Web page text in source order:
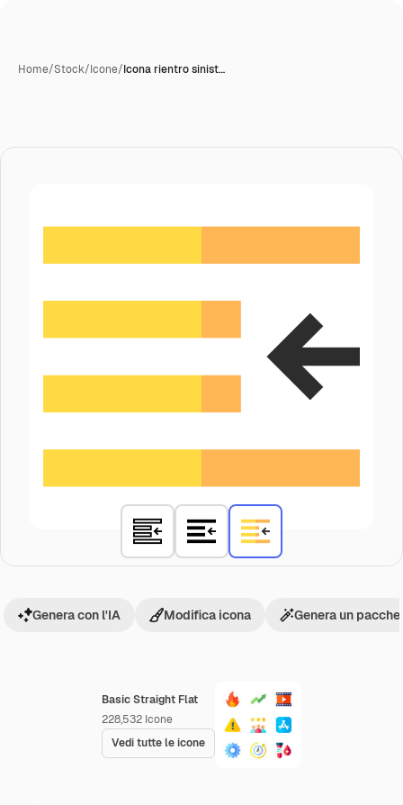
Home/Stock/Icone/Icona rientro sinist…
Basic Straight Flat
228,532 Icone
Vedi tutte le icone
Genera con l'IA Modifica icona Genera un